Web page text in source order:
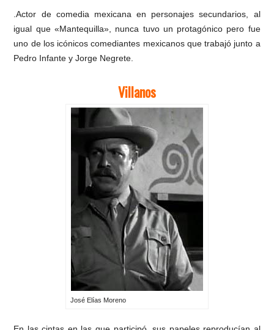
.Actor de comedia mexicana en personajes secundarios, al
igual que «Mantequilla», nunca tuvo un protagónico pero fue
uno de los icónicos comediantes mexicanos que trabajó junto a
Pedro Infante y Jorge Negrete.
Villanos
José Elías Moreno